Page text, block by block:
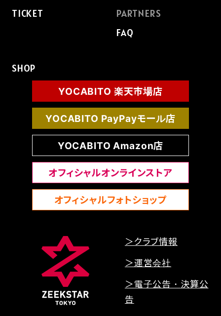
TICKET
PARTNERS
FAQ
SHOP
YOCABITO 楽天市場店
YOCABITO PayPayモール店
YOCABITO Amazon店
オフィシャルオンラインストア
オフィシャルフォトショップ
＞クラブ情報
＞運営会社
＞電子公告・決算公
告